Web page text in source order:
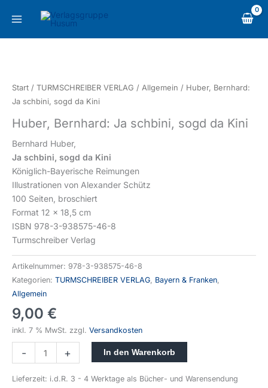
Inhalt
Start / TURMSCHREIBER VERLAG / Allgemein / Huber, Bernhard:
Ja schbini, sogd da Kini
Huber, Bernhard: Ja schbini, sogd da Kini
Bernhard Huber,
Ja schbini, sogd da Kini
Königlich-Bayerische Reimungen
Illustrationen von Alexander Schütz
100 Seiten, broschiert
Format 12 x 18,5 cm
ISBN 978-3-938575-46-8
Turmschreiber Verlag
Artikelnummer: 978-3-938575-46-8
Kategorien: TURMSCHREIBER VERLAG, Bayern & Franken,
Allgemein
9,00 €
inkl. 7 % MwSt. zzgl. Versandkosten
-
Ja
schbini,
da
Kini
Menge
+ In den Warenkorb
Lieferzeit: i.d.R. 3 - 4 Werktage als Bücher- und Warensendung